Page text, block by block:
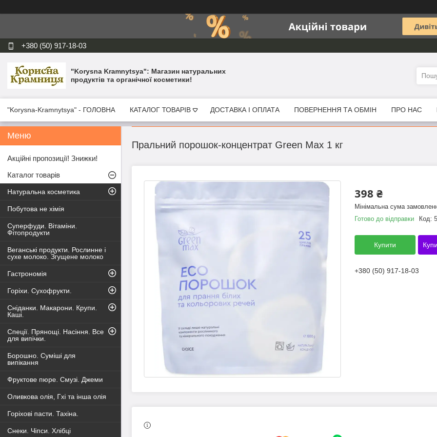
+380 (50) 917-18-03
"Korysna Kramnytsya": Магазин натуральних
продуктів та органічної косметики!
"Korysna-Kramnytsya" - ГОЛОВНА КАТАЛОГ ТОВАРІВ ДОСТАВКА І ОПЛАТА ПОВЕРНЕННЯ ТА ОБМІН ПРО НАС
Пральний порошок-концентрат Green Max 1 кг
398 ₴
Мінімальна сума
Готово до відправки
Код:
Купити
+380 (50) 917-18-03
Акційні пропозиції! Знижки!
Каталог товарів
Натуральна косметика
Побутова не хімія
Суперфуди. Вітаміни.
Фітопродукти
Веганські продукти. Рослинне і
сухе молоко. Згущене молоко
Гастрономія
Горіхи. Сухофрукти.
Сніданки. Макарони. Крупи.
Каші.
Спеції. Прянощі. Насіння. Все
для випічки.
Борошно. Суміші для
випікання
Фруктове пюре. Смузі. Джеми
Оливкова олія, Гхі та інша олія
Горіхові пасти. Тахіна.
Снеки. Чіпси. Хлібці